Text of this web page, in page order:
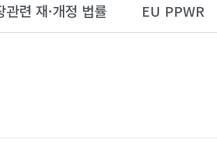
관련 재·개정 법률 EU PPWR